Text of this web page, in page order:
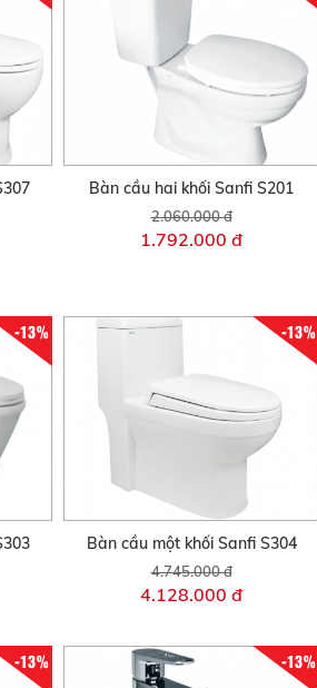
Bàn cầu hai khối Sanfi S201
2.060.000 đ
1.792.000 đ
-13% -13%
Bàn cầu một khối Sanfi S304
4.745.000 đ
4.128.000 đ
-13% -13%